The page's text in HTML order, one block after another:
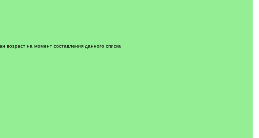
возраст на момент составления данного списка